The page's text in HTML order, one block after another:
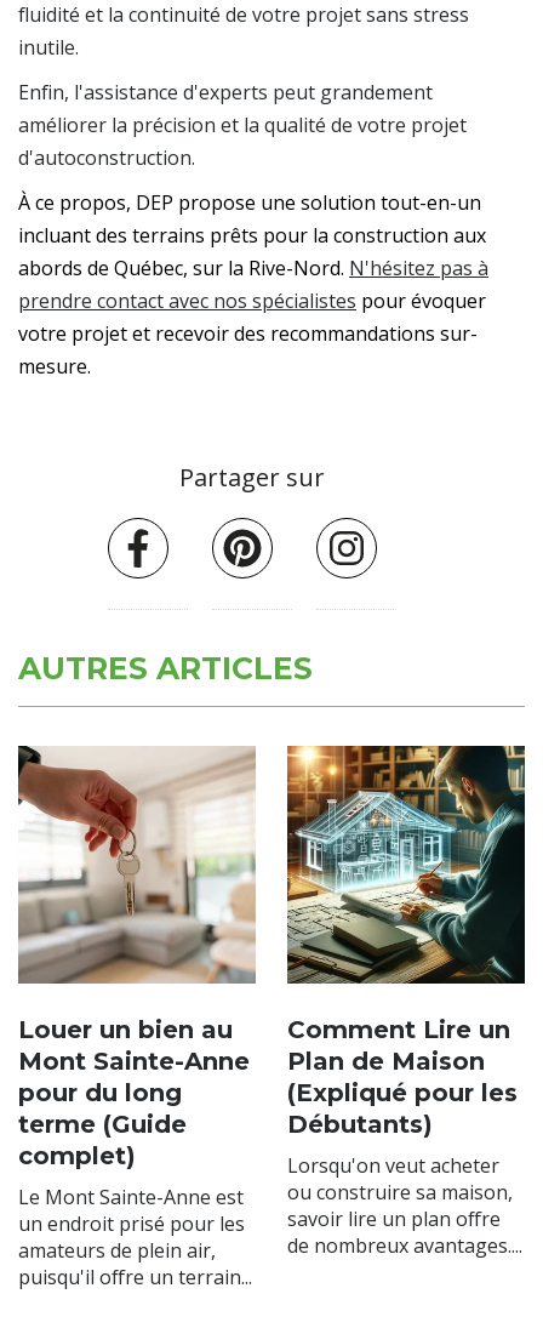
fluidité et la continuité de votre projet sans stress
inutile.
Enfin, l'assistance d'experts peut grandement
améliorer la précision et la qualité de votre projet
d'autoconstruction.
À ce propos, DEP propose une solution tout-en-un
incluant des terrains prêts pour la construction aux
abords de Québec, sur la Rive-Nord. N'hésitez pas à
prendre contact avec nos spécialistes pour évoquer
votre projet et recevoir des recommandations sur-
mesure.
Partager sur
AUTRES ARTICLES
Louer un bien au
Mont Sainte-Anne
pour du long
terme (Guide
complet)
Le Mont Sainte-Anne est
un endroit prisé pour les
amateurs de plein air,
puisqu'il offre un terrain...
Comment Lire un
Plan de Maison
(Expliqué pour les
Débutants)
Lorsqu'on veut acheter
ou construire sa maison,
savoir lire un plan offre
de nombreux avantages....